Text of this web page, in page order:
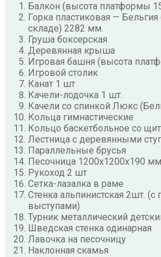
Балкон (высота платформы
Горка пластиковая —
складе) 2282 мм.
Груша боксерская
Деревянная крыша
Игровая башня (высота
Игровой столик
Канат 1 шт
Качели-лодочка 1 шт.
Качели со спинкой Люкс
Кольца гимнастические
Кольцо баскетбольное со
Лестница с деревянными
Параллельные брусья
Песочница 1200х1200х190
Рукоход 2 шт
Сетка-лазалка в раме
Стенка альпинистская 2шт.
выступами)
Турник металлический
Шведская стенка одинарная
Лавочка на песочницу
Наклонная скамья